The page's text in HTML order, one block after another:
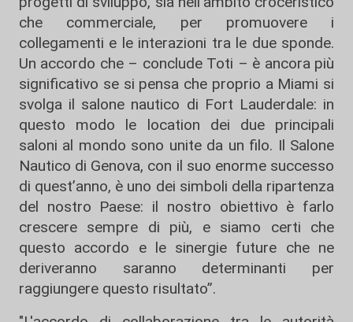
che commerciale, per promuovere i
collegamenti e le interazioni tra le due sponde.
Un accordo che – conclude Toti – è ancora più
significativo se si pensa che proprio a Miami si
svolga il salone nautico di Fort Lauderdale: in
questo modo le location dei due principali
saloni al mondo sono unite da un filo. Il Salone
Nautico di Genova, con il suo enorme successo
di quest’anno, è uno dei simboli della ripartenza
del nostro Paese: il nostro obiettivo è farlo
crescere sempre di più, e siamo certi che
questo accordo e le sinergie future che ne
deriveranno saranno determinanti per
raggiungere questo risultato”.